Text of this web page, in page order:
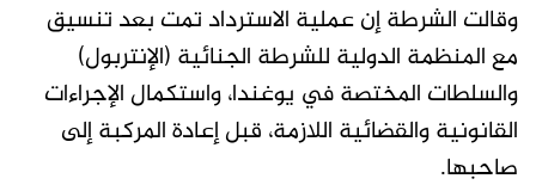
وقالت الشرطة إن عملية الاسترداد تمت بعد تنسيق
مع المنظمة الدولية للشرطة الجنائية (الإنتربول)
والسلطات المختصة في يوغندا، واستكمال الإجراءات
القانونية والقضائية اللازمة، قبل إعادة المركبة إلى
صاحبها.